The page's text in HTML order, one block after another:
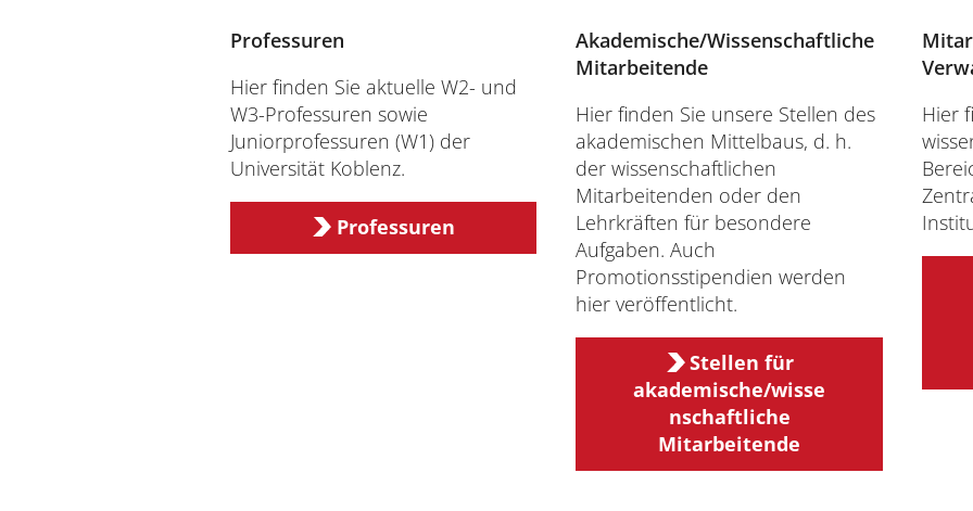
Transfer
Universität
Interdisziplinäres Karriere- und
Interdisziplinäres Zentrum für Lehre
Universitätsbibliothek
Zentrum für Lehrkräftebildung
Zentrum für Fernstudien und
Universitäre Weiterbildung
Zentrum für Informations- und
Medientechnologien
Professuren
Hier finden Sie aktuelle W2- und
W3-Professuren sowie
Juniorprofessuren (W1) der
Universität Koblenz.
Professuren
Akademische/Wissenschaftliche
Mitarbeitende
Hier finden Sie unsere Stellen des
akademischen Mittelbaus, d. h.
der wissenschaftlichen
Mitarbeitenden oder den
Lehrkräften für besondere
Aufgaben. Auch
Promotionsstipendien werden
hier veröffentlicht.
Stellen für
akademische/wisse
nschaftliche
Mitarbeitende
Hier